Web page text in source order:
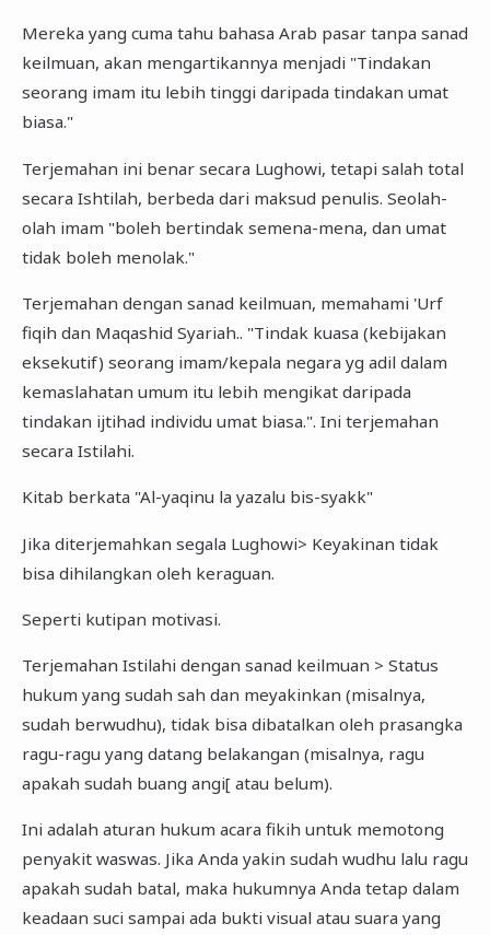
Mereka yang cuma tahu bahasa Arab pasar tanpa sanad
keilmuan, akan mengartikannya menjadi "Tindakan
seorang imam itu lebih tinggi daripada tindakan umat
biasa."
Terjemahan ini benar secara Lughowi, tetapi salah total
secara Ishtilah, berbeda dari maksud penulis. Seolah-
olah imam "boleh bertindak semena-mena, dan umat
tidak boleh menolak."
Terjemahan dengan sanad keilmuan, memahami 'Urf
fiqih dan Maqashid Syariah.. "Tindak kuasa (kebijakan
eksekutif) seorang imam/kepala negara yg adil dalam
kemaslahatan umum itu lebih mengikat daripada
tindakan ijtihad individu umat biasa.". Ini terjemahan
secara Istilahi.
Kitab berkata "Al-yaqinu la yazalu bis-syakk"
Jika diterjemahkan segala Lughowi> Keyakinan tidak
bisa dihilangkan oleh keraguan.
Seperti kutipan motivasi.
Terjemahan Istilahi dengan sanad keilmuan > Status
hukum yang sudah sah dan meyakinkan (misalnya,
sudah berwudhu), tidak bisa dibatalkan oleh prasangka
ragu-ragu yang datang belakangan (misalnya, ragu
apakah sudah buang angi[ atau belum).
Ini adalah aturan hukum acara fikih untuk memotong
penyakit waswas. Jika Anda yakin sudah wudhu lalu ragu
apakah sudah batal, maka hukumnya Anda tetap dalam
keadaan suci sampai ada bukti visual atau suara yang